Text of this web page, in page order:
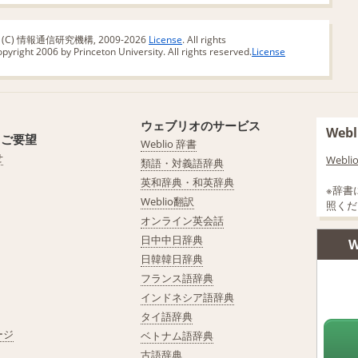
情報通信研究機構, 2009-2026 License. All rights
2006 by Princeton University. All rights reserved.License
要望
ジ
ウェブリオのサービス
Weblio 辞書
類語・対義語辞典
英和辞典・和英辞典
Weblio翻訳
オンライン英会話
日中中日辞典
日韓韓日辞典
フランス語辞典
インドネシア語辞典
タイ語辞典
ベトナム語辞典
古語辞典
※辞書
照く